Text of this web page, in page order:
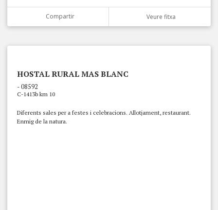
Compartir Veure fitxa
HOSTAL RURAL MAS BLANC
- 08592
C-1413b km 10
Diferents sales per a festes i celebracions. Allotjament, restaurant.
Enmig de la natura.